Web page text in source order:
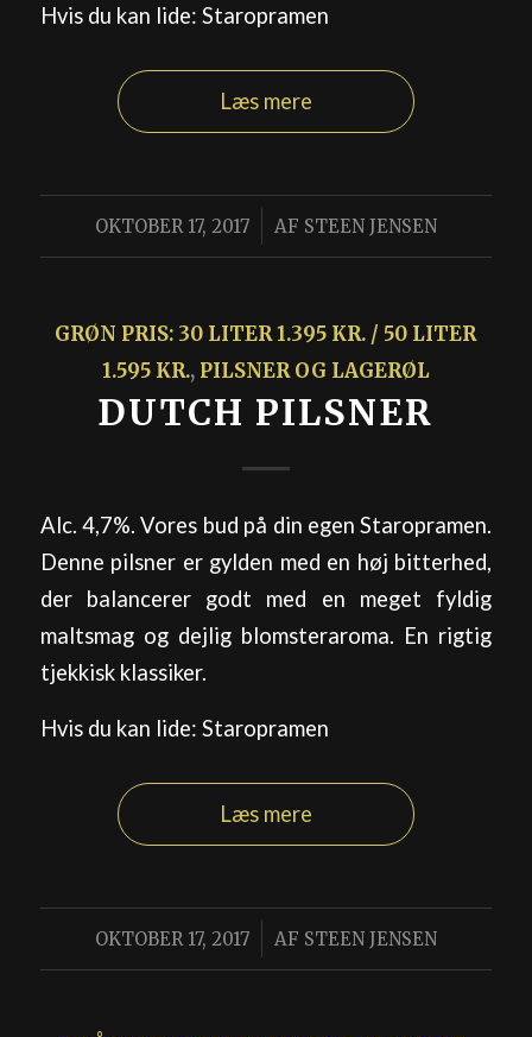
Hvis du kan lide: Staropramen
Læs mere
OKTOBER 17, 2017
/ AF STEEN JENSEN
GRØN PRIS: 30 LITER 1.395 KR. / 50 LITER
1.595 KR., PILSNER OG LAGERØL
DUTCH PILSNER
Alc. 4,7%. Vores bud på din egen Staropramen.
Denne pilsner er gylden med en høj bitterhed,
der balancerer godt med en meget fyldig
maltsmag og dejlig blomsteraroma. En rigtig
tjekkisk klassiker.
Hvis du kan lide: Staropramen
Læs mere
OKTOBER 17, 2017
/ AF STEEN JENSEN